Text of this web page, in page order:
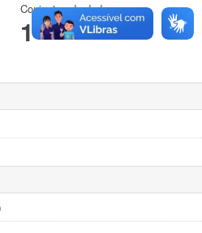
Conjuntos de dados
1